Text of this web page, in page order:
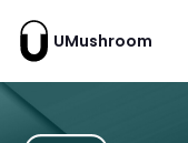
UMushroom